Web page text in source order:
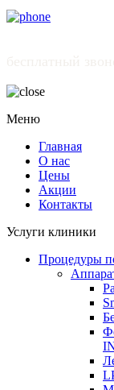
Меню
Главная
О нас
Цены
Акции
Контакты
Услуги клиники
Процедуры